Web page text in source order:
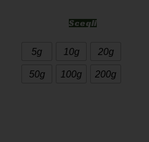
Scegli
5g 10g 20g
50g 100g 200g